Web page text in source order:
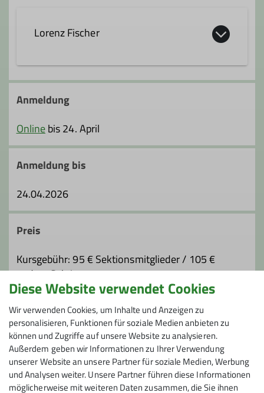
Lorenz Fischer
+49 7541 8309888
Kontakt aufnehmen
Trainer*in C Klettersteig
Ämter
Digitalkoordinator*in Jugendleiter*in
Anmeldung
Onlinebis 24. April
Anmeldung bis
24.04.2026
Preis
Kursgebühr: 95 € Sektionsmitglieder / 105 €
andere Sektionen
Bearbeitungsgebühr: 5 €
vor Ort zu bezahlen: Fahrtkosten ca. 129 € je PKW
Maximale Teilnehmeranzahl
8
Diese Website verwendet Cookies
Wir verwenden Cookies, um Inhalte und Anzeigen zu
personalisieren, Funktionen für soziale Medien anbieten zu
können und Zugriffe auf unsere Website zu analysieren.
Außerdem geben wir Informationen zu Ihrer Verwendung
unserer Website an unsere Partner für soziale Medien, Werbung
und Analysen weiter. Unsere Partner führen diese Informationen
möglicherweise mit weiteren Daten zusammen, die Sie ihnen